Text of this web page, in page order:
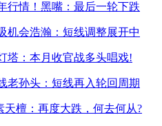
行情！ 黑嘴：最后一轮下跌
机会浩瀚：短线调整展开中
塔：本月收官战多头唱戏!
老孙头：短线再入轮回周期
天檀：再度大跌，何去何从?